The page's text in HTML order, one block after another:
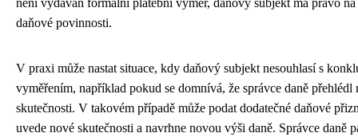
není vydáván formální platební výměr, daňový subjekt má právo
daňové povinnosti.
V praxi může nastat situace, kdy daňový subjekt nesouhlasí s
vyměřením, například pokud se domnívá, že správce daně přehlédl
skutečnosti. V takovém případě může podat dodatečné daňové
uvede nové skutečnosti a navrhne novou výši daně. Správce daně